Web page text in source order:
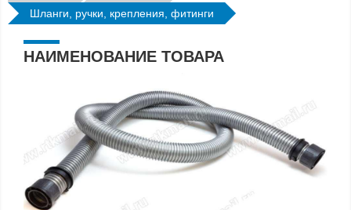
Шланги, ручки, крепления, фитинги
НАИМЕНОВАНИЕ ТОВАРА